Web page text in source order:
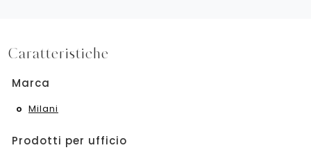
Caratteristiche
Marca
Milani
Prodotti per ufficio